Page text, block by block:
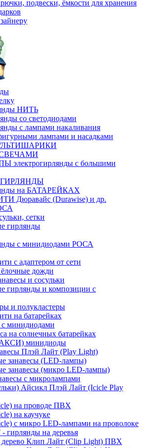
подвески, ёмкости для хранения
НИТЬ
со светодиодами
с лампами накаливания
лампами и насадками
СВЕЧАМИ
электрогирлянды с большими
на БАТАРЕЙКАХ
Дюравайс (Durawise) и др.
сетки
гирлянды
с минидиодами РОСА
с адаптером от сети
дожди
и сосульки
гирлянды и композиции с
и полукластеры
на батарейках
минидиодами
на солнечных батарейках
минидиоды
Плэй Лайт (Play Light)
занавесы (LED-лампы)
занавесы (микро LED-лампы)
с микролампами
Айсикл Плэй Лайт (Icicle Play
на проводе ПВХ
на каучуке
с микро LED-лампами на проволоке
на деревья
дерево Клип Лайт (Clip Light) ПВХ